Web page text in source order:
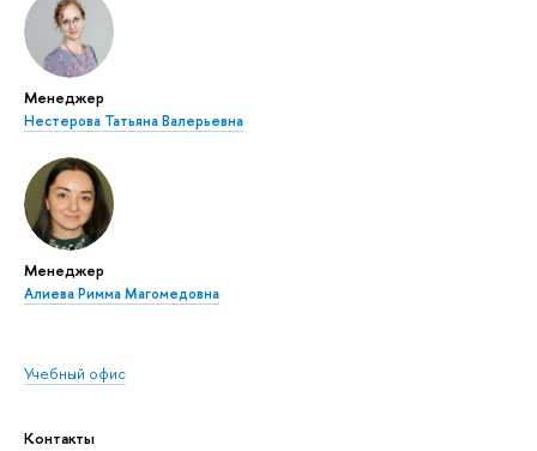
Менеджер
Нестерова Татьяна Валерьевна
Менеджер
Алиева Римма Магомедовна
Учебный офис
Контакты